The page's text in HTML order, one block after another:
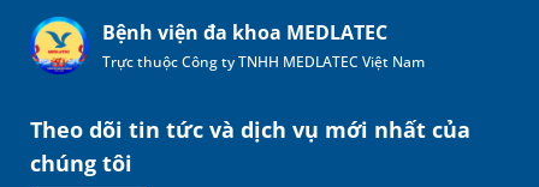
Bệnh viện đa khoa MEDLATEC
Trực thuộc Công ty TNHH MEDLATEC Việt Nam
Theo dõi tin tức và dịch vụ mới nhất của
chúng tôi